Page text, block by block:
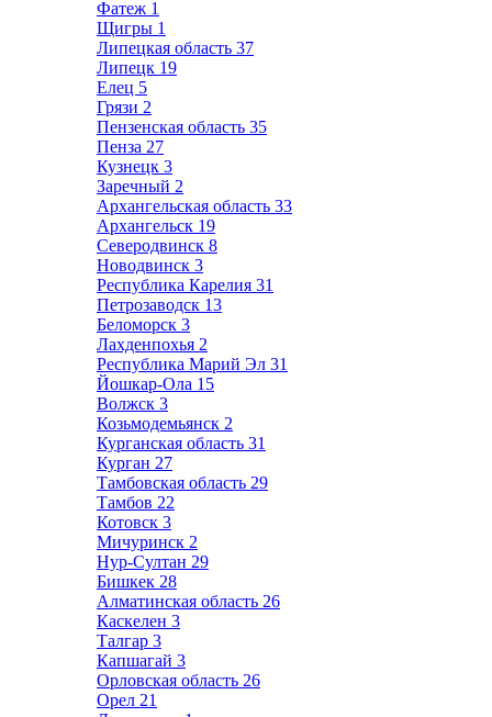
Фатеж 1
Щигры 1
Липецкая область 37
Липецк 19
Елец 5
Грязи 2
Пензенская область 35
Пенза 27
Кузнецк 3
Заречный 2
Архангельская область 33
Архангельск 19
Северодвинск 8
Новодвинск 3
Республика Карелия 31
Петрозаводск 13
Беломорск 3
Лахденпохья 2
Республика Марий Эл 31
Йошкар-Ола 15
Волжск 3
Козьмодемьянск 2
Курганская область 31
Курган 27
Тамбовская область 29
Тамбов 22
Котовск 3
Мичуринск 2
Нур-Султан 29
Бишкек 28
Алматинская область 26
Каскелен 3
Талгар 3
Капшагай 3
Орловская область 26
Орел 21